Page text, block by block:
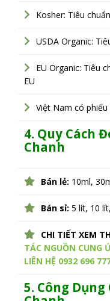
Kosher: Tiêu
USDA Organic:
EU Organic: Tiêu
EU
Việt Nam có
4. Quy Cách
Chanh
Bán lẻ: 10ml,
Bán sỉ: 5 lít, 10
CHI TIẾT XEM
TÁC NGUỒN CUNG
LIÊN HỆ 0932 696
5. Công Dụng